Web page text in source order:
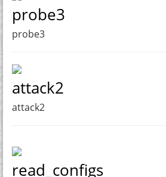
probe3
probe3
attack2
attack2
read_configs